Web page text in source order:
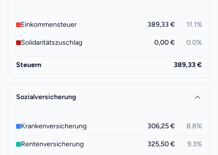
Einkommensteuer 389,33 € 11.1%
Solidaritätszuschlag 0,00 € 0.0%
Steuern 389,33 €
Sozialversicherung
Krankenversicherung 306,25 € 8.8%
Rentenversicherung 325,50 € 9.3%